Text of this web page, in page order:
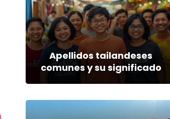
Apellidos tailandeses
comunes y su significado